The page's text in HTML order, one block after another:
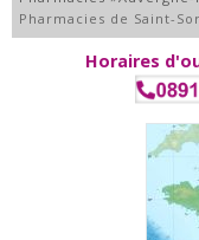
Pharmacies de Saint-
Horaires